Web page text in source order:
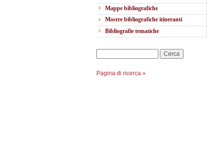
Mappe bibliografiche
Mostre bibliografiche itineranti
Bibliografie tematiche
Pagina di ricerca »